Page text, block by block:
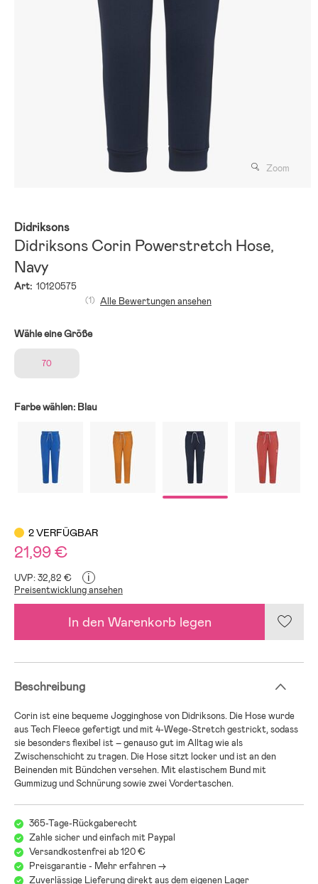
Zoom
Didriksons
Didriksons Corin Powerstretch Hose,
Navy
Art: 10120575
(1) Alle Bewertungen ansehen
Wähle eine Größe
70
Farbe wählen: Blau
2 VERFÜGBAR
21,99 €
UVP: 32,82 € i
Preisentwicklung ansehen
In den Warenkorb legen
Beschreibung
Corin ist eine bequeme Jogginghose von Didriksons. Die Hose wurde
aus Tech Fleece gefertigt und mit 4-Wege-Stretch gestrickt, sodass
sie besonders flexibel ist – genauso gut im Alltag wie als
Zwischenschicht zu tragen. Die Hose sitzt locker und ist an den
Beinenden mit Bündchen versehen. Mit elastischem Bund mit
Gummizug und Schnürung sowie zwei Vordertaschen.
365-Tage-Rückgaberecht
Zahle sicher und einfach mit Paypal
Versandkostenfrei ab 120 €
Preisgarantie - Mehr erfahren ->
Zuverlässige Lieferung direkt aus dem eigenen Lager